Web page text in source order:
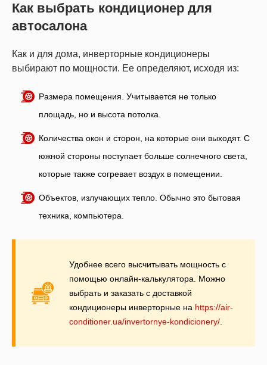
Как выбрать кондиционер для
автосалона
Как и для дома, инверторные кондиционеры
выбирают по мощности. Ее определяют, исходя из:
Размера помещения. Учитывается не только
площадь, но и высота потолка.
Количества окон и сторон, на которые они выходят. С
южной стороны поступает больше солнечного света,
которые также согревает воздух в помещении.
Объектов, излучающих тепло. Обычно это бытовая
техника, компьютера.
Удобнее всего высчитывать мощность с
помощью онлайн-калькулятора. Можно
выбрать и заказать с доставкой
кондиционеры инверторные на https://air-
conditioner.ua/invertornye-kondicionery/